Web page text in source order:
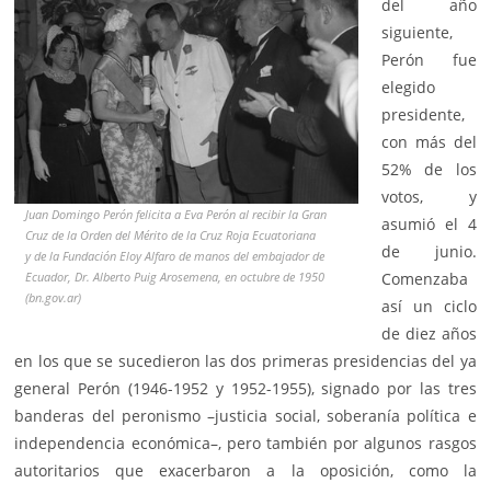
Juan Domingo Perón felicita a Eva Perón al recibir la Gran
Cruz de la Orden del Mérito de la Cruz Roja Ecuatoriana
y de la Fundación Eloy Alfaro de manos del embajador de
Ecuador, Dr. Alberto Puig Arosemena, en octubre de 1950
(bn.gov.ar)
del año
siguiente,
Perón fue
elegido
presidente,
con más del
52% de los
votos, y
asumió el 4
de junio.
Comenzaba
así un ciclo
de diez años
en los que se sucedieron las dos primeras presidencias del ya
general Perón (1946-1952 y 1952-1955), signado por las tres
banderas del peronismo –justicia social, soberanía política e
independencia económica–, pero también por algunos rasgos
autoritarios que exacerbaron a la oposición, como la